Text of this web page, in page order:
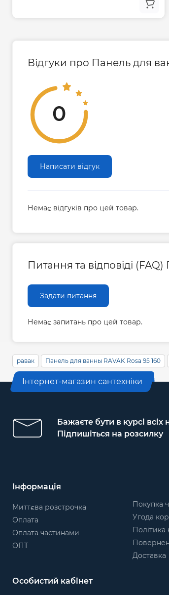
Відгуки про Панель для
0
Написати відгук
Немає відгуків про цей товар.
Питання та відповіді
Задати питання
Немає запитань про цей товар.
равак Панель для ванны RAVAK Rosa 95 160
Інтернет-магазин сантехніки
Бажаєте бути в курсі
Підпишіться на розсилку
Інформація
Миттєва розстрочка
Оплата
Оплата частинами
ОПТ
Покупка
Угода
Політика
Доставка
Особистий кабінет